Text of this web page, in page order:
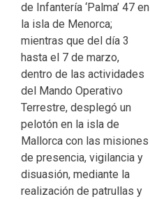
de Infantería ‘Palma’ 47 en
la isla de Menorca;
mientras que del día 3
hasta el 7 de marzo,
dentro de las actividades
del Mando Operativo
Terrestre, desplegó un
pelotón en la isla de
Mallorca con las misiones
de presencia, vigilancia y
disuasión, mediante la
realización de patrullas y